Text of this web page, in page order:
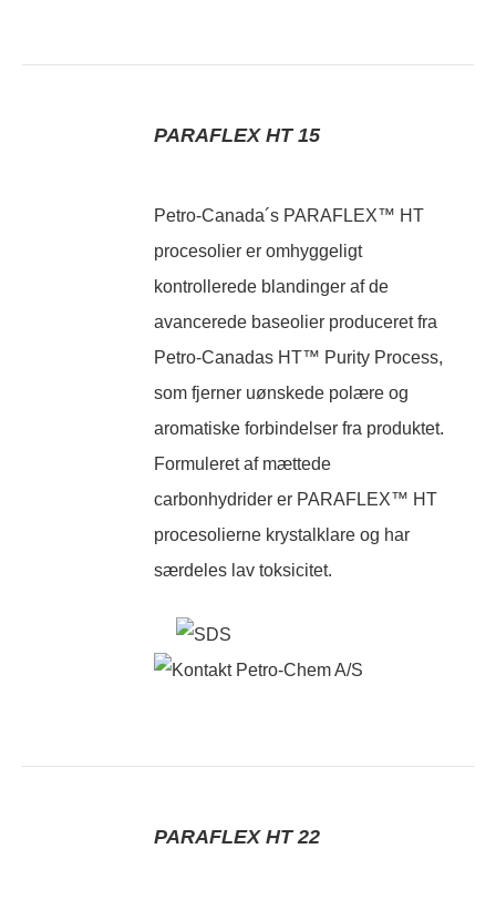
PARAFLEX HT 15
Petro-Canada´s PARAFLEX™ HT
procesolier er omhyggeligt
kontrollerede blandinger af de
avancerede baseolier produceret fra
Petro-Canadas HT™ Purity Process,
som fjerner uønskede polære og
aromatiske forbindelser fra produktet.
Formuleret af mættede
carbonhydrider er PARAFLEX™ HT
procesolierne krystalklare og har
særdeles lav toksicitet.
PARAFLEX HT 22